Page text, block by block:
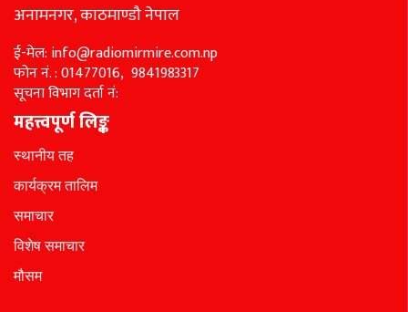
अनामनगर, काठमाण्डौ नेपाल
ई-मेल: info@radiomirmire.com.np
फोन नं. : 01477016, 9841983317
सूचना विभाग दर्ता नं:
महत्त्वपूर्ण लिङ्क
स्थानीय तह
कार्यक्रम तालिम
समाचार
विशेष समाचार
मौसम